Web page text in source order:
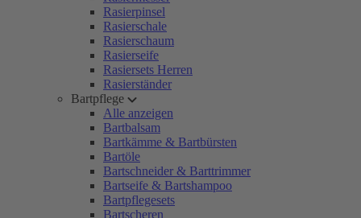
Rasierpinsel
Rasierschale
Rasierschaum
Rasierseife
Rasiersets Herren
Rasierständer
Bartpflege
Alle anzeigen
Bartbalsam
Bartkämme & Bartbürsten
Bartöle
Bartschneider & Barttrimmer
Bartseife & Bartshampoo
Bartpflegesets
Bartscheren